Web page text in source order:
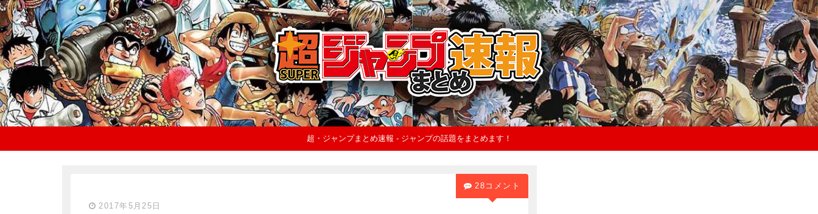
超・ジャンプまとめ速報 - ジャンプの話題をまとめます！
2017年5月25日
28コメント